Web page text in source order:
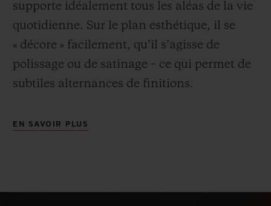
supporte idéalement tous les aléas de la vie
quotidienne. Sur le plan esthétique, il se
« décore » facilement, qu’il s’agisse de
polissage ou de satinage – ce qui permet de
subtiles alternances de finitions.
EN SAVOIR PLUS